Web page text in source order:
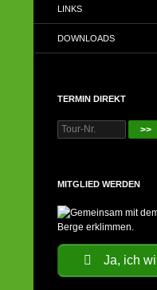
LINKS
DOWNLOADS
TERMIN DIREKT
>>
MITGLIED WERDEN
Ja, ich will